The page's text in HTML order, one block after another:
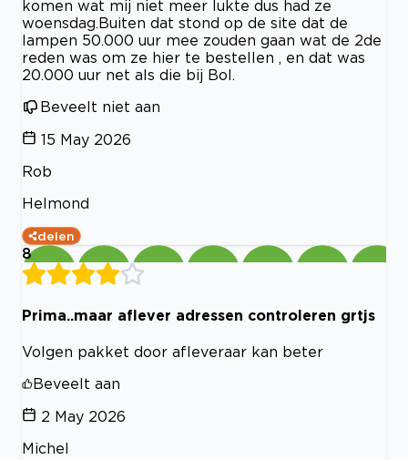
komen wat mij niet meer lukte dus had ze
woensdag.Buiten dat stond op de site dat de
lampen 50.000 uur mee zouden gaan wat de 2de
reden was om ze hier te bestellen , en dat was
20.000 uur net als die bij Bol.
Beveelt niet aan
15 May 2026
Rob
Helmond
delen
8
Prima..maar aflever adressen controleren grtjs
Volgen pakket door afleveraar kan beter
Beveelt aan
2 May 2026
Michel